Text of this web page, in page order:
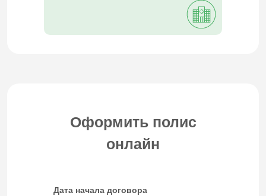
Оформить полис
онлайн
Дата начала договора